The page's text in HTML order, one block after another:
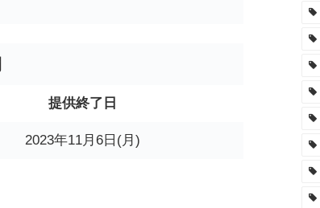
提供終了日
2023年11月6日(月)